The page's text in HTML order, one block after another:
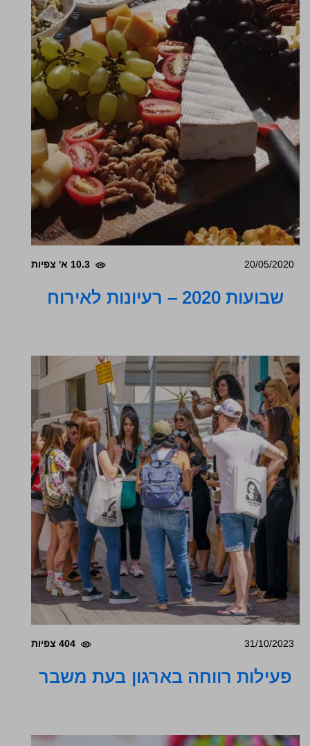
20/05/2020 10.3 א' צפיות
שבועות 2020 – רעיונות לאירוח
31/10/2023 404 צפיות
פעילות רווחה בארגון בעת ​​משבר